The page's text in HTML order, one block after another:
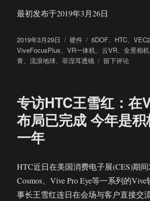
最初发布于2019年3月26日
发
布
于
2019年3月29日
分
类
硬件
标
签
6DOF、 HTC、
ViveFocusPlus、VR一体机、云VR、全景相机
青、流浪地球、菲涅耳透镜
于
全
球
首
多
模
式
VR
留下评论
专访HTC王雪红：在
布局已完成 今年是
一年
HTC近日在美国消费电子展(CES)期
Cosmos、Vive Pro Eye等一系列的
事长王雪红连日在会场与客户直接交